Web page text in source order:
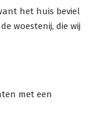
het huis beviel
woestenij, die wij
met een